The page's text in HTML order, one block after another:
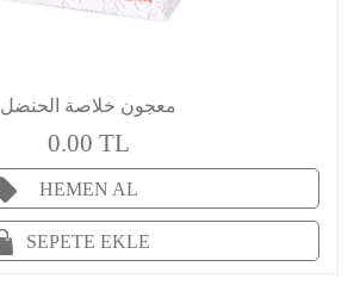
معجون خلاصة الحنضل
0.00 TL
HEMEN AL
SEPETE EKLE